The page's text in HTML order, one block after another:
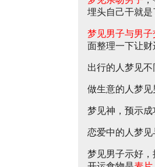
埋头自己干就是
梦见男子与男子
面整理一下让财
出行的人梦见不
做生意的人梦见
梦见神，预示成
恋爱中的人梦见
梦见男子示好